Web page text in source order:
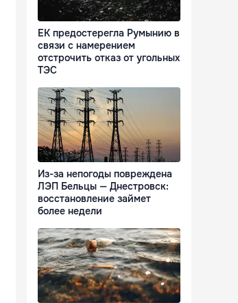
ЕК предостерегла Румынию в
связи с намерением
отстрочить отказ от угольных
ТЭС
Из-за непогоды повреждена
ЛЭП Бельцы — Днестровск:
восстановление займет
более недели